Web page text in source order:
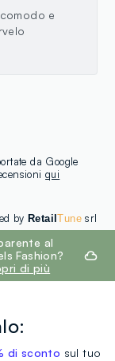
e
da Google
qui
by RetailTunesrl
al
Fashion?
di più
di sconto sul tuo